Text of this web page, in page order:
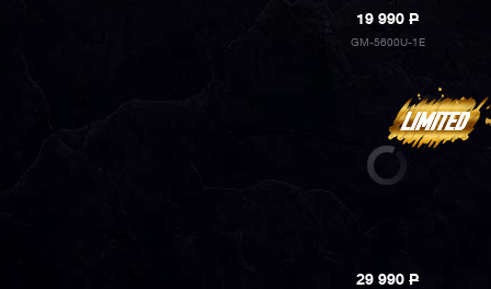
19 990P
GM-5600U-1E
29 990P